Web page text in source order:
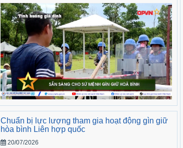
Chuẩn bị lực lượng tham gia hoạt động gìn giữ
hòa bình Liên hợp quốc
20/07/2026